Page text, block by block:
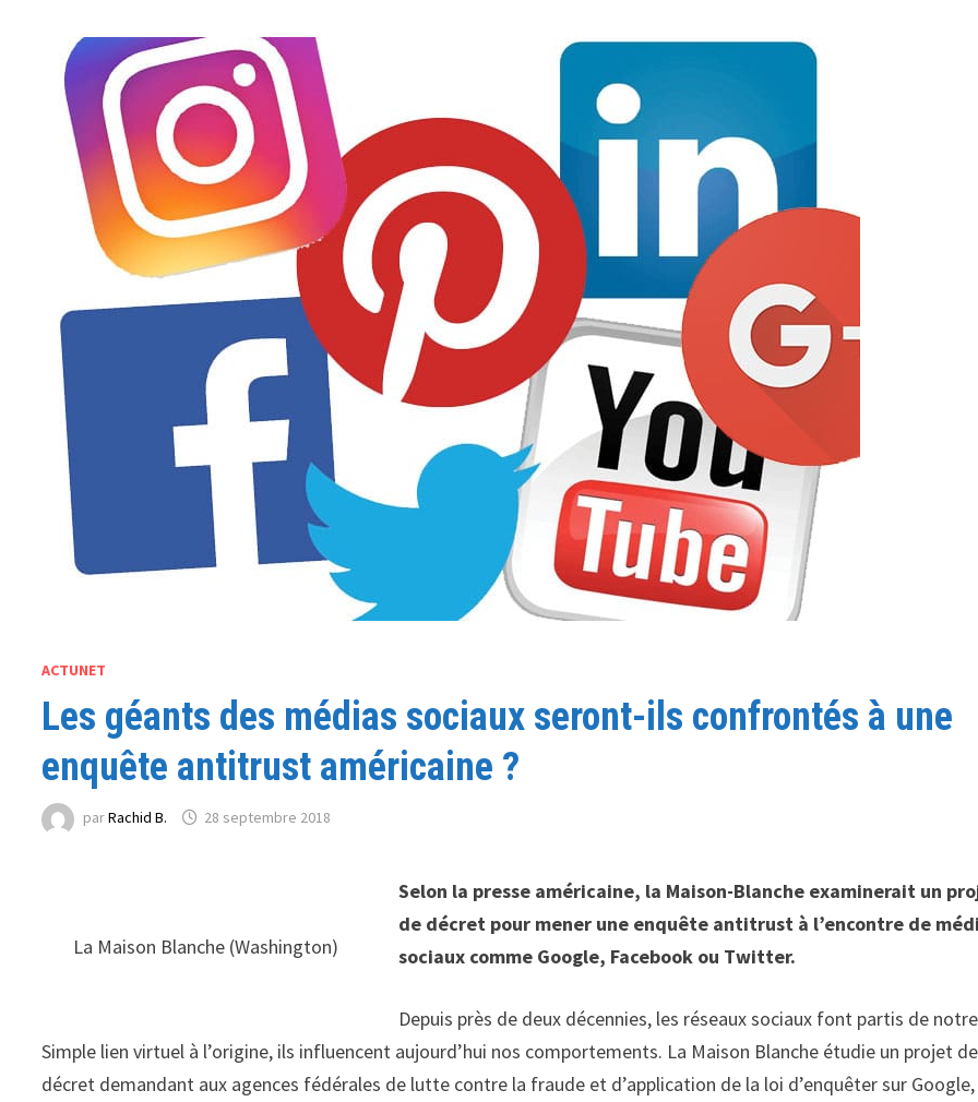
ACTUNET
Les géants des médias sociaux seront-ils confrontés à une
enquête antitrust américaine ?
parRachid B. 28 septembre 2018
La Maison Blanche (Washington)
Selon la presse américaine, la Maison-Blanche examinerait un
de décret pour mener une enquête antitrust à l’encontre de
sociaux comme Google, Facebook ou Twitter.
Depuis près de deux décennies, les réseaux sociaux font partis de
Simple lien virtuel à l’origine, ils influencent aujourd’hui nos comportements. La Maison Blanche étudie un projet de
décret demandant aux agences fédérales de lutte contre la fraude et d’application de la loi d’enquêter sur Google,